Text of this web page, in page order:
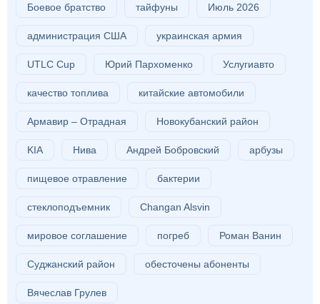
Боевое братство тайфуны Июль 2026
администрация США украинская армия
UTLC Cup Юрий Пархоменко Услугиавто
качество топлива китайские автомобили
Армавир – Отрадная Новокубанский район
KIA Нива Андрей Бобровский арбузы
пищевое отравление бактерии
стеклоподъемник Changan Alsvin
мировое соглашение погреб Роман Ванин
Суджанский район обесточены абоненты
Вячеслав Грулев